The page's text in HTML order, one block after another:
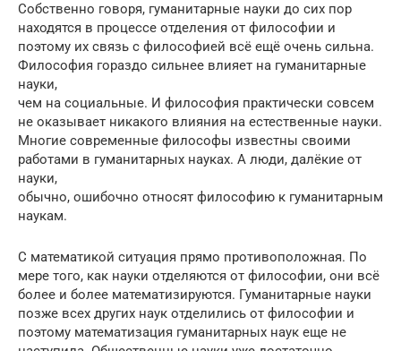
Собственно говоря, гуманитарные науки до сих пор
находятся в процессе отделения от философии и
поэтому их связь с философией всё ещё очень сильна.
Философия гораздо сильнее влияет на гуманитарные
науки,
чем на социальные. И философия практически совсем
не оказывает никакого влияния на естественные науки.
Многие современные философы известны своими
работами в гуманитарных науках. А люди, далёкие от
науки,
обычно, ошибочно относят философию к гуманитарным
наукам.
С математикой ситуация прямо противоположная. По
мере того, как науки отделяются от философии, они всё
более и более математизируются. Гуманитарные науки
позже всех других наук отделились от философии и
поэтому математизация гуманитарных наук еще не